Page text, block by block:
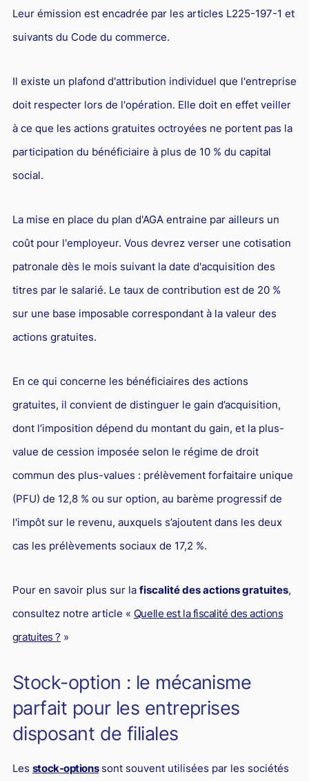
Leur émission est encadrée par les articles L225-197-1 et
suivants du Code du commerce.
Il existe un plafond d'attribution individuel que l'entreprise
doit respecter lors de l'opération. Elle doit en effet veiller
à ce que les actions gratuites octroyées ne portent pas la
participation du bénéficiaire à plus de 10 % du capital
social.
La mise en place du plan d'AGA entraine par ailleurs un
coût pour l'employeur. Vous devrez verser une cotisation
patronale dès le mois suivant la date d'acquisition des
titres par le salarié. Le taux de contribution est de 20 %
sur une base imposable correspondant à la valeur des
actions gratuites.
En ce qui concerne les bénéficiaires des actions
gratuites, il convient de distinguer le gain d’acquisition,
dont l’imposition dépend du montant du gain, et la plus-
value de cession imposée selon le régime de droit
commun des plus-values : prélèvement forfaitaire unique
(PFU) de 12,8 % ou sur option, au barème progressif de
l'impôt sur le revenu, auxquels s’ajoutent dans les deux
cas les prélèvements sociaux de 17,2 %.
Pour en savoir plus sur la fiscalité des actions gratuites,
consultez notre article « Quelle est la fiscalité des actions
gratuites ? »
Stock-option : le mécanisme
parfait pour les entreprises
disposant de filiales
Les stock-optionssont souvent utilisées par les sociétés